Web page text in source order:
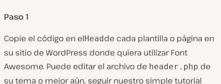
Paso 1
Copie el código en elHeadde cada plantilla o página en
su sitio de WordPress donde quiera utilizar Font
Awesome. Puede editar el archivo de header.php de
su tema o mejor aún, seguir nuestro simple tutorial